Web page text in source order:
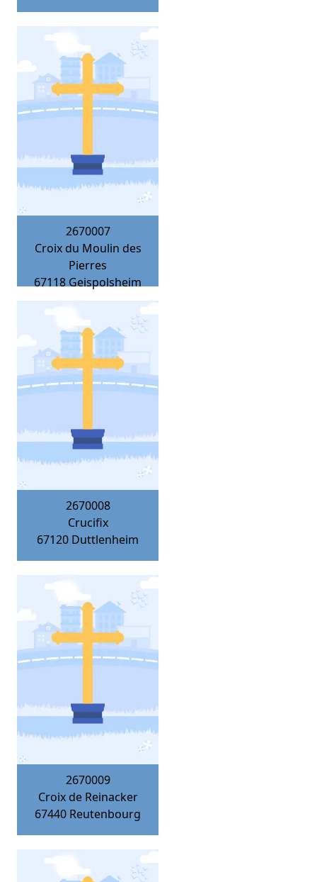
2670007
Croix du Moulin des
Pierres
67118 Geispolsheim
2670008
Crucifix
67120 Duttlenheim
2670009
Croix de Reinacker
67440 Reutenbourg